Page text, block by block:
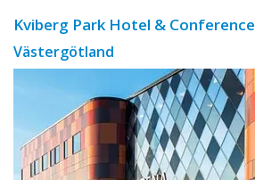
Kviberg Park Hotel & Conference
Västergötland